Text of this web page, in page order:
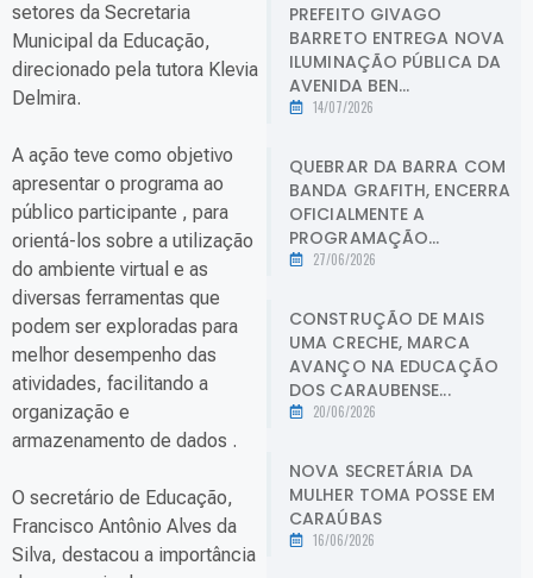
setores da Secretaria
Municipal da Educação,
direcionado pela tutora Klevia
Delmira.
A ação teve como objetivo
apresentar o programa ao
público participante , para
orientá-los sobre a utilização
do ambiente virtual e as
diversas ferramentas que
podem ser exploradas para
melhor desempenho das
atividades, facilitando a
organização e
armazenamento de dados .
O secretário de Educação,
Francisco Antônio Alves da
Silva, destacou a importância
PREFEITO GIVAGO
BARRETO ENTREGA NOVA
ILUMINAÇÃO PÚBLICA DA
AVENIDA BEN...
14/07/2026
QUEBRAR DA BARRA COM
BANDA GRAFITH, ENCERRA
OFICIALMENTE A
PROGRAMAÇÃO...
27/06/2026
CONSTRUÇÃO DE MAIS
UMA CRECHE, MARCA
AVANÇO NA EDUCAÇÃO
DOS CARAUBENSE...
20/06/2026
NOVA SECRETÁRIA DA
MULHER TOMA POSSE EM
CARAÚBAS
16/06/2026